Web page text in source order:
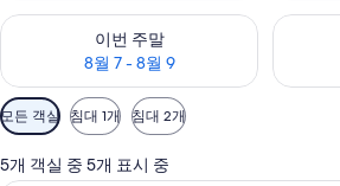
이번 주말
8월 7 - 8월 9
이번 주말 예약 가능 여부 확인, 8월 7 - 8
다음 주
객
실
에
모든 객실 침대 1개 침대 2개
5개 객실 중 5개 표시 중